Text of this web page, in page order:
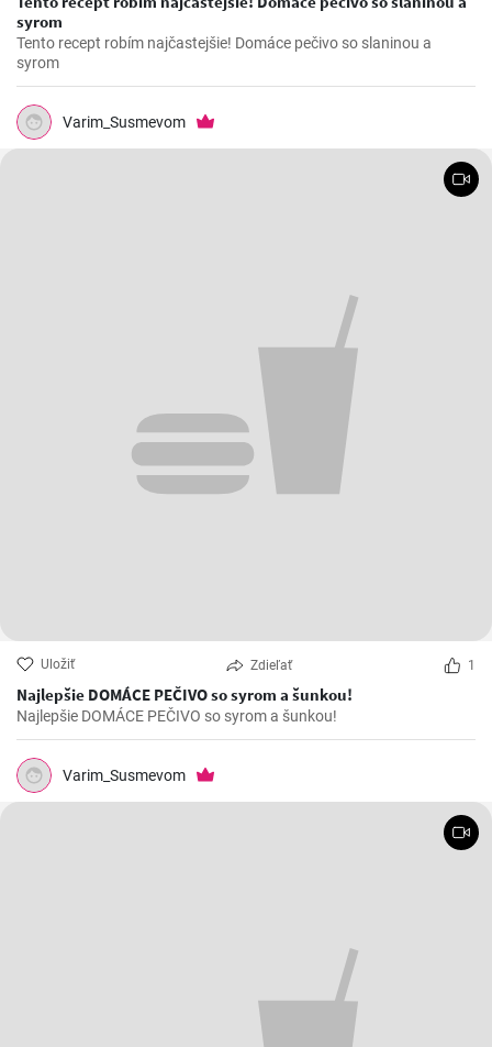
syrom
Tento recept robím najčastejšie! Domáce pečivo so slaninou a
syrom
Varim_Susmevom
Uložiť Zdieľať 1
Najlepšie DOMÁCE PEČIVO so syrom a šunkou!
Najlepšie DOMÁCE PEČIVO so syrom a šunkou!
Varim_Susmevom